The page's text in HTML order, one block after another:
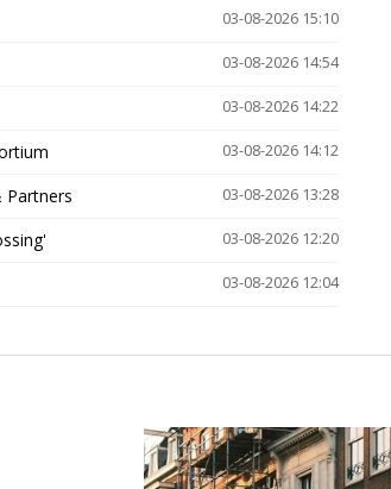
03-08-2026 15:10
03-08-2026 14:54
03-08-2026 14:22
03-08-2026 14:12
03-08-2026 13:28
Partners
03-08-2026 12:20
03-08-2026 12:04